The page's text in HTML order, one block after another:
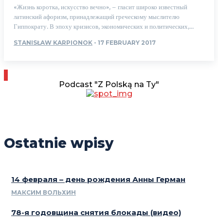
«Жизнь коротка, искусство вечно», – гласит широко известный
латинский афоризм, принадлежащий греческому мыслителю
Гиппократу. В эпоху кризисов, экономических и политических,...
STANISŁAW KARPIONOK - 17 FEBRUARY 2017
Podcast "Z Polską na Ty"
Ostatnie wpisy
14 февраля – день рождения Анны Герман
МАКСИМ ВОЛЬХИН
78-я годовщина снятия блокады (видео)